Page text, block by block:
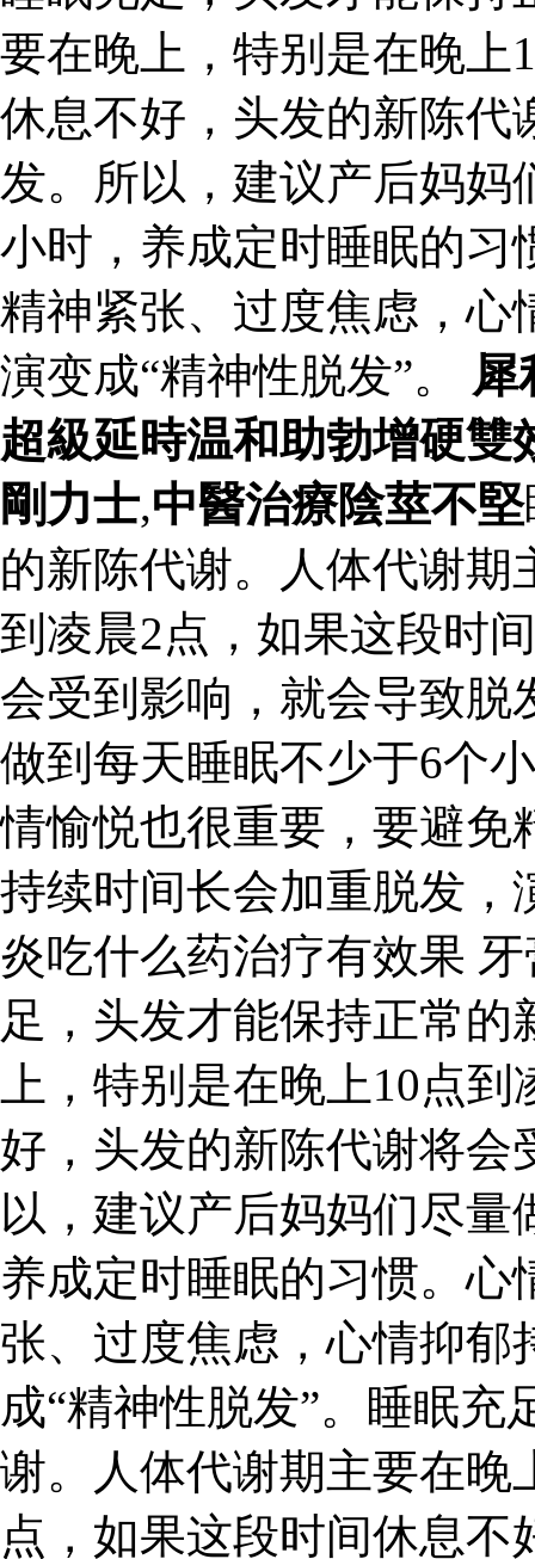
要在晚上，特别是在晚上
休息不好，头发的新陈代
发。所以，建议产后妈妈
小时，养成定时睡眠的习
精神紧张、过度焦虑，心
演变成“精神性脱发”。 犀
超級延時温和助勃增硬雙
剛力士,中醫治療陰莖不堅
的新陈代谢。人体代谢期
到凌晨2点，如果这段时
会受到影响，就会导致脱
做到每天睡眠不少于6个
情愉悦也很重要，要避免
持续时间长会加重脱发，
炎吃什么药治疗有效果
足，头发才能保持正常
上，特别是在晚上10点
好，头发的新陈代谢将会
以，建议产后妈妈们尽
养成定时睡眠的习惯。
张、过度焦虑，心情抑郁
成“精神性脱发”。睡眠
谢。人体代谢期主要在晚
点，如果这段时间休息